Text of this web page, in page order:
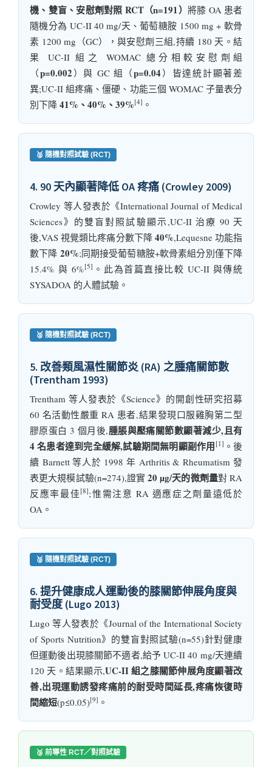
機、雙盲、安慰劑對照 RCT（n=191） 將膝 OA 患者
隨機分為 UC-II 40 mg/天、葡萄糖胺 1500 mg + 軟骨
素 1200 mg（GC），與安慰劑三組,持續 180 天。結
果 UC-II 組之 WOMAC 總分相較安慰劑組
（p=0.002 ）與 GC 組（p=0.04 ）皆達統計顯著差
異;UC-II 組疼痛、僵硬、功能三個 WOMAC 子量表分
別下降 41%、40%、39%[4] 。
🥈 隨機對照試驗 (RCT)
4. 90 天內顯著降低 OA 疼痛 (Crowley 2009)
Crowley 等人發表於《International Journal of Medical
Sciences》的雙盲對照試驗顯示,UC-II 治療 90 天
後,VAS 視覺類比疼痛分數下降 40%,Lequesne 功能指
數下降 20%;同期接受葡萄糖胺+軟骨素組分別僅下降
15.4% 與 6%[5] 。此為首篇直接比較 UC-II 與傳統
SYSADOA 的人體試驗。
🥈 隨機對照試驗 (RCT)
5. 改善類風濕性關節炎 (RA) 之腫痛關節數
(Trentham 1993)
Trentham 等人發表於《Science》的開創性研究招募
60 名活動性嚴重 RA 患者,結果發現口服雞胸第二型
膠原蛋白 3 個月後,腫脹與壓痛關節數顯著減少,且有
4 名患者達到完全緩解,試驗期間無明顯副作用 [1] 。後
續 Barnett 等人於 1998 年 Arthritis & Rheumatism 發
表更大規模試驗(n=274),證實20 µg/天的微劑量對 RA
反應率最佳 [8];惟需注意 RA 適應症之劑量遠低於
OA。
🥈 隨機對照試驗 (RCT)
6. 提升健康成人運動後的膝關節伸展角度與
耐受度 (Lugo 2013)
Lugo 等人發表於《Journal of the International Society
of Sports Nutrition》的雙盲對照試驗(n=55)針對健康
但運動後出現膝關節不適者,給予 UC-II 40 mg/天連續
120 天。結果顯示,UC-II 組之膝關節伸展角度顯著改
善,出現運動誘發疼痛前的耐受時間延長,疼痛恢復時
間縮短(p≤0.05)[9] 。
🥉 前導性 RCT／對照試驗